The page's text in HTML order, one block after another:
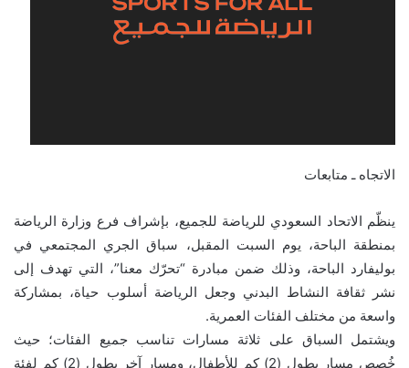
الاتجاه ـ متابعات
ينظّم الاتحاد السعودي للرياضة للجميع، بإشراف فرع وزارة الرياضة
بمنطقة الباحة، يوم السبت المقبل، سباق الجري المجتمعي في
بوليفارد الباحة، وذلك ضمن مبادرة “تحرّك معنا”، التي تهدف إلى
نشر ثقافة النشاط البدني وجعل الرياضة أسلوب حياة، بمشاركة
واسعة من مختلف الفئات العمرية.
ويشتمل السباق على ثلاثة مسارات تناسب جميع الفئات؛ حيث
خُصص مسار بطول (2) كم للأطفال، ومسار آخر بطول (2) كم لفئة